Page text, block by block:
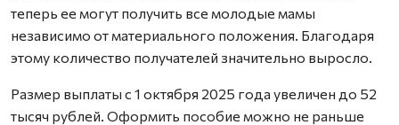
теперь ее могут получить все молодые мамы
независимо от материального положения. Благодаря
этому количество получателей значительно выросло.
Размер выплаты с 1 октября 2025 года увеличен до 52
тысяч рублей. Оформить пособие можно не раньше